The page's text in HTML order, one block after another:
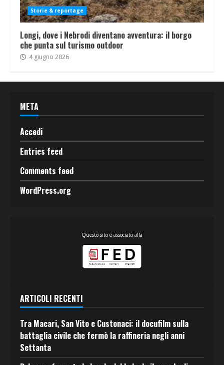
Storie & reportage
Longi, dove i Nebrodi diventano avventura: il borgo
che punta sul turismo outdoor
4 giugno 2026
META
Accedi
Entries feed
Comments feed
WordPress.org
Questo sito è associato alla
ARTICOLI RECENTI
Tra Macari, San Vito e Custonaci: il docufilm sulla
battaglia civile che fermò la raffineria negli anni
Settanta